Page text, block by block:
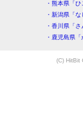
・熊本県「
・新潟県「
・香川県「
・鹿児島県
(C) HitBit